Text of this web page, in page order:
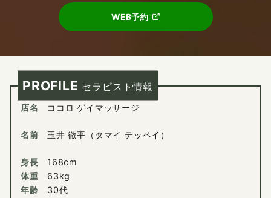
WEB予約
PROFILE セラピスト情報
店名 ココロ ゲイマッサージ
名前 玉井 徹平（タマイ テッペイ）
身長
体重
年齢
168cm
63kg
30代